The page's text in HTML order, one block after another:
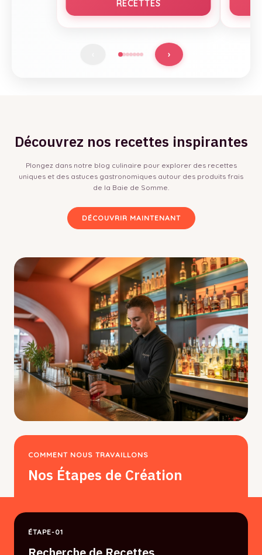
RECETTES
›
Découvrez nos recettes inspirantes
Plongez dans notre blog culinaire pour explorer des recettes
uniques et des astuces gastronomiques autour des produits frais
de la Baie de Somme.
DÉCOUVRIR MAINTENANT
COMMENT NOUS TRAVAILLONS
Nos Étapes de Création
ÉTAPE-01